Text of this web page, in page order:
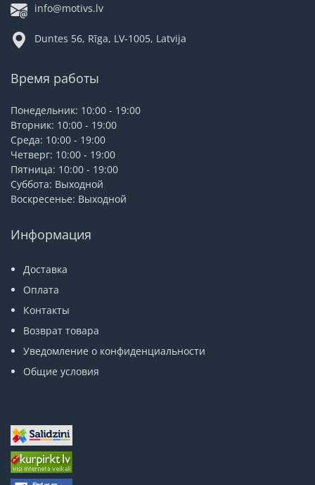
info@motivs.lv
Duntes 56, Rīga, LV-1005, Latvija
Время работы
Понедельник: 10:00 - 19:00
Вторник: 10:00 - 19:00
Среда: 10:00 - 19:00
Четверг: 10:00 - 19:00
Пятница: 10:00 - 19:00
Суббота: Выходной
Воскресенье: Выходной
Информация
Доставка
Оплата
Контакты
Возврат товара
Уведомление о конфиденциальности
Общие условия